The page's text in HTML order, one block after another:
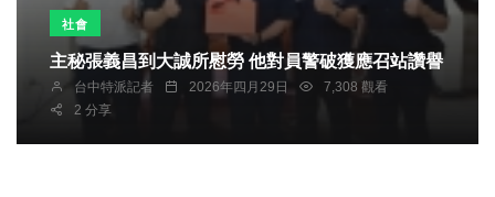
社會
主秘張義昌到大誠所慰勞 他對員警破獲應召站讚譽
台中特派記者 2026年四月29日
7,308 觀看
2 分享